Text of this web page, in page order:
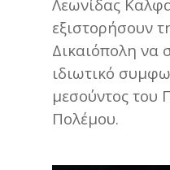
Λεωνίδας
εξιστορήσουν
Δικαιόπολη να
ιδιωτικό
μεσούντος του
Πολέμου.